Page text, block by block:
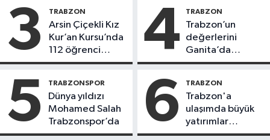
3 TRABZON
Arsin Çiçekli Kız
Kur’an Kursu’nda
112 öğrenci
icazet aldı
4 TRABZON
Trabzon’un
değerlerini
Ganita’da
yaşatıyoruz
5 TRABZONSPOR
Dünya yıldızı
Mohamed Salah
Trabzonspor’da
6 TRABZON
Trabzon'a
ulaşımda büyük
yatırımlar
yapılıyor